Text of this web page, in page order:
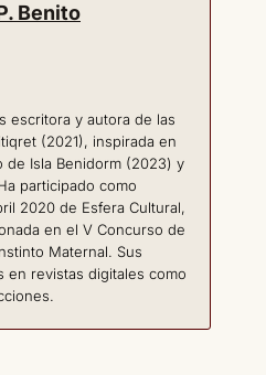
Benito
escritora y autora de las
(2021), inspirada en
de Isla Benidorm (2023) y
participado como
2020 de Esfera Cultural,
en el V Concurso de
Maternal. Sus
en revistas digitales como